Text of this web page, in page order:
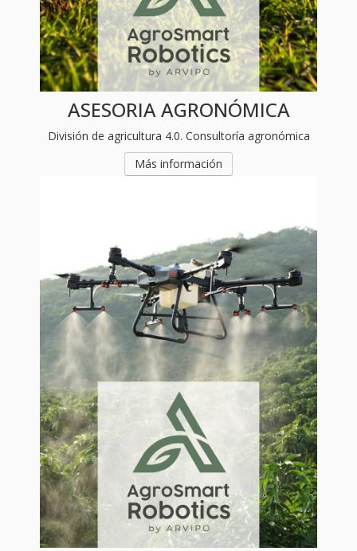
ASESORIA AGRONÓMICA
División de agricultura 4.0. Consultoría agronómica
Más información